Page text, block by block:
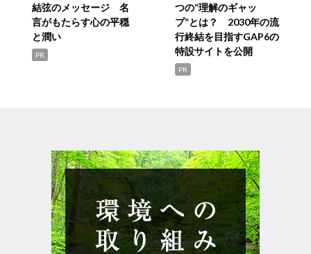
結弦のメッセージ 名
言がもたらす心の平穏
と潤い
PR
つの“理解のギャッ
プ”とは？ 2030年の流
行終結を目指すGAP6の
特設サイトを公開
PR